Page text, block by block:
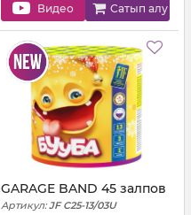
Видео Сатып алу
GARAGE BAND 45 залпов
Артикул: JF C25-13/03U